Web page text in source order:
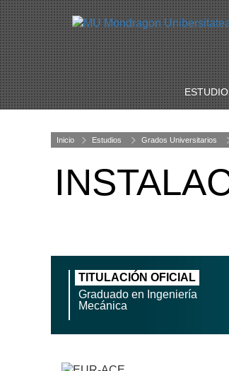
Inicio Estudios Grados Universitarios
TITULACIÓN OFICIAL
Graduado en Ingeniería
Mecánica